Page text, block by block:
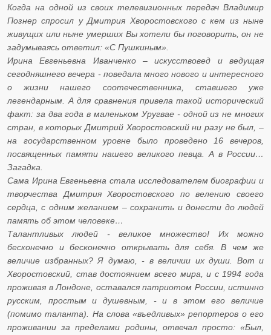
Когда на одной из своих телевизионных передач Владимир
Познер спросил у Дмитрия Хворостовского с кем из ныне
живущих или ныне умерших Вы хотели бы поговорить, он не
задумываясь ответил: «С Пушкиным».
Ирина Евгеньевна Иванченко – искусствовед и ведущая
сегодняшнего вечера - поведала много нового и интересного
о жизни нашего соотечественника, ставшего уже
легендарным. А для сравнения привела такой исторический
факт: за два года в маленьком Уругвае - одной из не многих
стран, в которых Дмитрий Хворостовский ни разу не был, –
на государственном уровне было проведено 16 вечеров,
посвященных памяти нашего великого певца. А в России…
Загадка.
Сама Ирина Евгеньевна стала исследователем биографии и
творчества Дмитрия Хворостовского по велению своего
сердца, с одним желанием – сохранить и донести до людей
память об этом человеке…
Талантливых людей - великое множество! Их можно
бесконечно и бесконечно открывать для себя. В чем же
величие избранных? Я думаю, - в величии их души. Вот и
Хворостовский, став достоянием всего мира, и с 1994 года
проживая в Лондоне, оставался патриотом России, истинно
русским, простым и душевным, - и в этом его величие
(помимо таланта). На слова «въедливых» репортеров о его
проживании за пределами родины, отвечал просто: «Был,